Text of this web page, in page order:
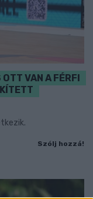
VAN A FÉRFI
Szólj hozzá!